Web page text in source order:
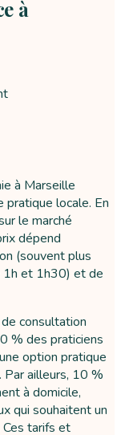
à
à Marseille
locale. En
le marché
dépend
(souvent plus
1h et 1h30) et de
consultation
% des praticiens
option pratique
Par ailleurs, 10 %
à domicile,
qui souhaitent un
Ces tarifs et